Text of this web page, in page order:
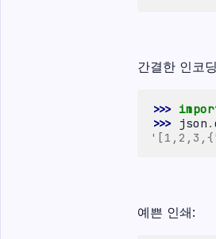
간결한 인코
>>>
>>>
json .
예쁜 인쇄: